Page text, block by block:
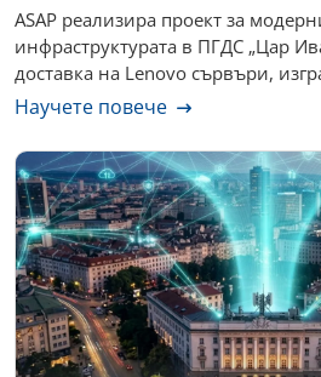
ASAP реализира проект за
инфраструктурата в ПГДС „Цар
доставка на Lenovo сървъри,
Научете повече